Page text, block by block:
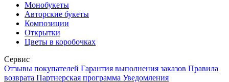
Монобукеты
Авторские букеты
Композиции
Открытки
Цветы в коробочках
Сервис
Отзывы покупателей Гарантия выполнения заказов Правила
возврата Партнерская программа Уведомления